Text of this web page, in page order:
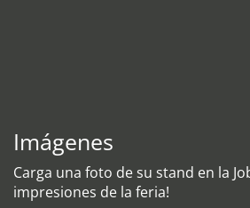
Imágenes
Carga una foto de su stand en la
impresiones de la feria!